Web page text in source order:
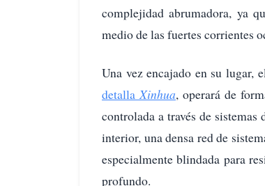
complejidad abrumadora, ya
medio de las fuertes corrientes
Una vez encajado en su lugar,
detalla Xinhua, operará de
controlada a través de
interior, una densa red de
especialmente blindada para
profundo.